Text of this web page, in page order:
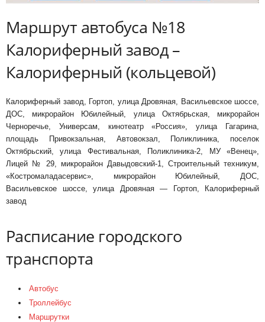
Маршрут автобуса №18
Калориферный завод –
Калориферный (кольцевой)
Калориферный завод, Гортоп, улица Дровяная, Васильевское шоссе,
ДОС, микрорайон Юбилейный, улица Октябрьская, микрорайон
Черноречье, Универсам, кинотеатр «Россия», улица Гагарина,
площадь Привокзальная, Автовокзал, Поликлиника, поселок
Октябрьский, улица Фестивальная, Поликлиника-2, МУ «Венец»,
Лицей № 29, микрорайон Давыдовский-1, Строительный техникум,
«Костромаладасервис», микрорайон Юбилейный, ДОС,
Васильевское шоссе, улица Дровяная — Гортоп, Калориферный
завод
Расписание городского
транспорта
Автобус
Троллейбус
Маршрутки